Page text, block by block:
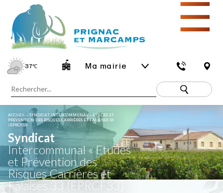
37℃ Ma mairie
☰
ACCUEIL »SYNDICAT INTERCOMMUNAL « ETUDES ET
PRÉVENTION DES RISQUES CARRIÈRES ET FALAISES 33
(EPRCF33)
Syndicat
Intercommunal « Etudes
et Prévention des
Risques Carrières et
Falaises 33 (EPRCF33)